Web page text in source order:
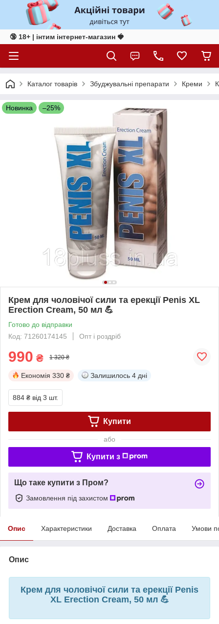
🔞 18+ | інтим інтернет-магазин 🍓
Каталог товарів Збуджувальні препарати Креми
Новинка –25%
Крем для чоловічої сили та ерекції Penis XL
Erection Cream, 50 мл 💪
Готово до відправки
Код: 71260174145
Опт і роздріб
990 ₴ 1 320 ₴
Економія 330 ₴ Залишилось 4 дні
884 ₴ від 3 шт.
Купити
або
Купити з
Що таке купити з Пром?
Замовлення під захистом
Опис Характеристики Доставка Оплата Умови
Опис
Крем для чоловічої сили та ерекції Penis
XL Erection Cream, 50 мл 💪